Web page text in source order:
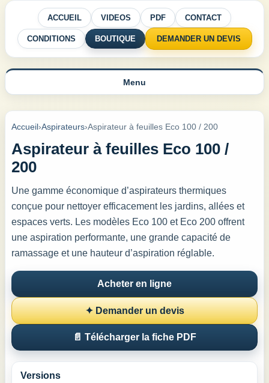
ACCUEIL VIDEOS PDF CONTACT
CONDITIONS BOUTIQUE DEMANDER UN DEVIS
Menu
Accueil›Aspirateurs›Aspirateur à feuilles Eco 100 / 200
Aspirateur à feuilles Eco 100 /
200
Une gamme économique d’aspirateurs thermiques
conçue pour nettoyer efficacement les jardins, allées et
espaces verts. Les modèles Eco 100 et Eco 200 offrent
une aspiration performante, une grande capacité de
ramassage et une hauteur d’aspiration réglable.
Acheter en ligne
✦ Demander un devis
📄 Télécharger la fiche PDF
Versions